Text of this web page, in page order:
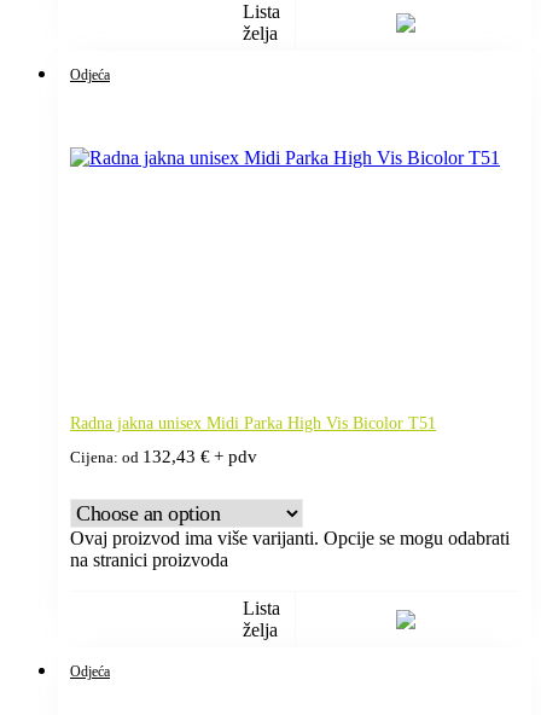
Lista
želja
Odjeća
Radna jakna unisex Midi Parka High Vis Bicolor T51
Cijena: od 132,43 €+ pdv
Ovaj proizvod ima više varijanti. Opcije se mogu odabrati
na stranici proizvoda
Lista
želja
Odjeća